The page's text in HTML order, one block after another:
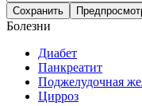
Болезни
Диабет
Панкреатит
Поджелудочная
Цирроз